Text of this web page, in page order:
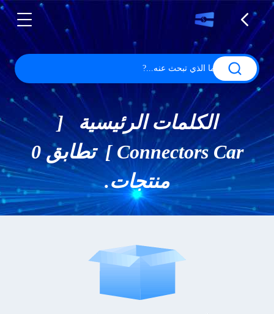
الكلمات الرئيسية [
Connectors Car ] تطابق 0
منتجات.